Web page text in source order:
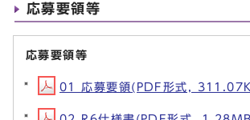
応募要領等
応募要領等
01 応募要領(PDF形式,